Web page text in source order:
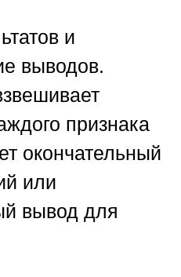
и
выводов.
признака
окончательный
или
вывод для